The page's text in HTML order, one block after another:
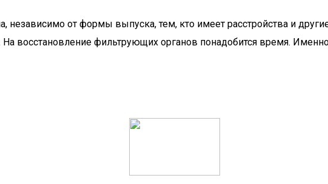
независимо от формы выпуска, тем, кто имеет расстройства и
На восстановление фильтрующих органов понадобится время.